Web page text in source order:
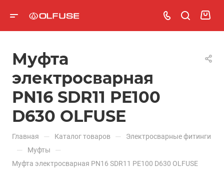
Муфта
электросварная
PN16 SDR11 PE100
D630 OLFUSE
Главная — Каталог товаров — Электросварные фитинги
— Муфты —
Муфта электросварная PN16 SDR11 PE100 D630 OLFUSE